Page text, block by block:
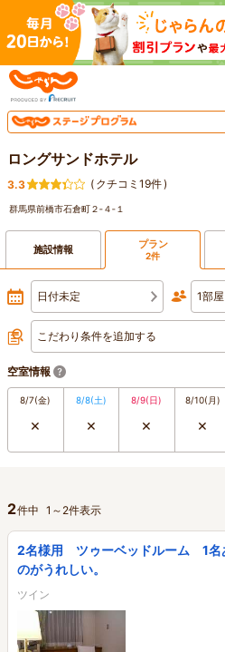
ロングサンドホテル
3.3 ( クチコミ19件)
群馬県前橋市石倉町２‐４‐１
施設情報 プラン
2件
日付未定 1部
こだわり条件を追加する
空室情報
8/7(金)
×
8/8(土)
×
8/9(日)
×
8/10(月)
×
2件中 1 ～ 2件表示
2名様用 ツゥーベッドルーム 1名
のがうれしい。
ツイン